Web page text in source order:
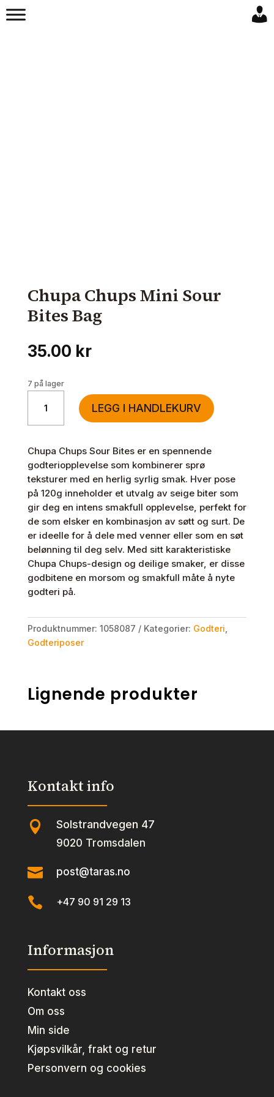
Chupa Chups Mini Sour
Bites Bag
35.00 kr
7 på lager
Chups
Mini
Bites
Bag
antall
LEGG I HANDLEKURV
Chupa Chups Sour Bites er en spennende
godteriopplevelse som kombinerer sprø
teksturer med en herlig syrlig smak. Hver pose
på 120g inneholder et utvalg av seige biter som
gir deg en intens smakfull opplevelse, perfekt for
de som elsker en kombinasjon av søtt og surt. De
er ideelle for å dele med venner eller som en søt
belønning til deg selv. Med sitt karakteristiske
Chupa Chups-design og deilige smaker, er disse
godbitene en morsom og smakfull måte å nyte
godteri på.
Produktnummer: 1058087 Kategorier: Godteri
Godteriposer
Lignende produkter
Kontakt info
 Solstrandvegen 47
9020 Tromsdalen
 post@taras.no
 +47 90 91 29 13
Informasjon
Kontakt oss
Om oss
Min side
Kjøpsvilkår, frakt og retur
Personvern og cookies